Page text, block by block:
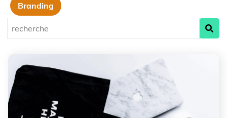
Branding
Pourquoi avez-vous besoin d'un logo?